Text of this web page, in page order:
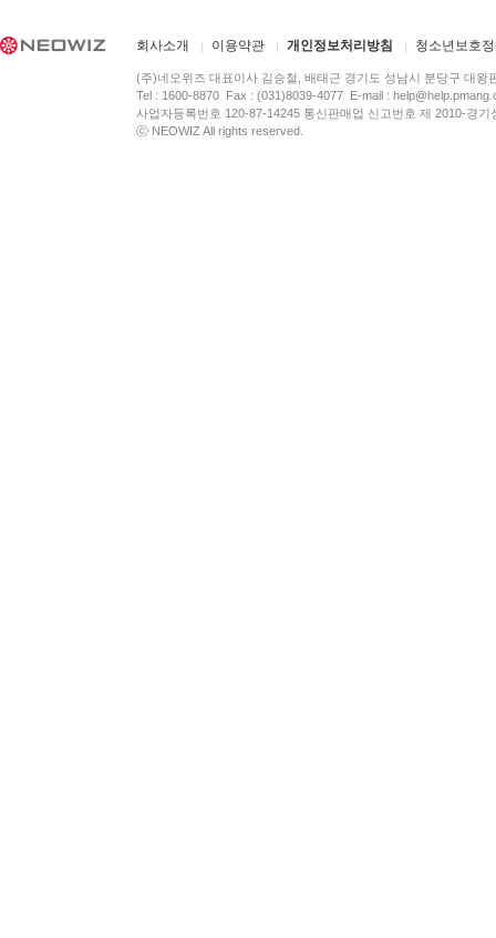
회사소개 이용약관 개인정보처리방침 청소년보호
(주)네오위즈 대표이사 김승철, 배태근 경기도 성남시 분당구 대왕
Tel : 1600-8870 Fax : (031)8039-4077 E-mail :
사업자등록번호 120-87-14245 통신판매업 신고번호 제 2010-경
ⓒ NEOWIZ All rights reserved.